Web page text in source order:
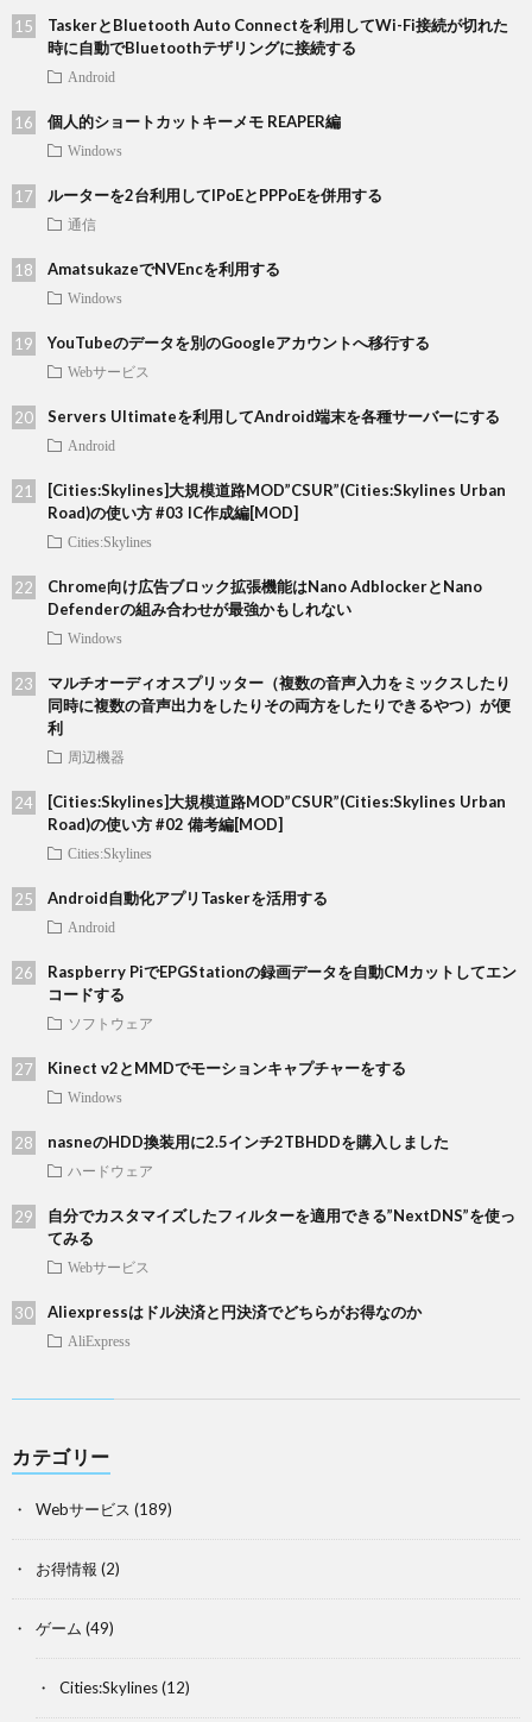
TaskerとBluetooth Auto Connectを利用してWi-Fi接続が切れた
時に自動でBluetoothテザリングに接続する
Android
個人的ショートカットキーメモ REAPER編
Windows
ルーターを2台利用してIPoEとPPPoEを併用する
通信
AmatsukazeでNVEncを利用する
Windows
YouTubeのデータを別のGoogleアカウントへ移行する
Webサービス
Servers Ultimateを利用してAndroid端末を各種サーバーにする
Android
[Cities:Skylines]大規模道路MOD”CSUR”(Cities:Skylines Urban
Road)の使い方 #03 IC作成編[MOD]
Cities:Skylines
Chrome向け広告ブロック拡張機能はNano AdblockerとNano
Defenderの組み合わせが最強かもしれない
Windows
マルチオーディオスプリッター（複数の音声入力をミックスしたり
同時に複数の音声出力をしたりその両方をしたりできるやつ）が便
利
周辺機器
[Cities:Skylines]大規模道路MOD”CSUR”(Cities:Skylines Urban
Road)の使い方 #02 備考編[MOD]
Cities:Skylines
Android自動化アプリTaskerを活用する
Android
Raspberry PiでEPGStationの録画データを自動CMカットしてエン
コードする
ソフトウェア
Kinect v2とMMDでモーションキャプチャーをする
Windows
nasneのHDD換装用に2.5インチ2TBHDDを購入しました
ハードウェア
自分でカスタマイズしたフィルターを適用できる”NextDNS”を使っ
てみる
Webサービス
Aliexpressはドル決済と円決済でどちらがお得なのか
AliExpress
カテゴリー
Webサービス (189)
お得情報 (2)
ゲーム (49)
Cities:Skylines(12)